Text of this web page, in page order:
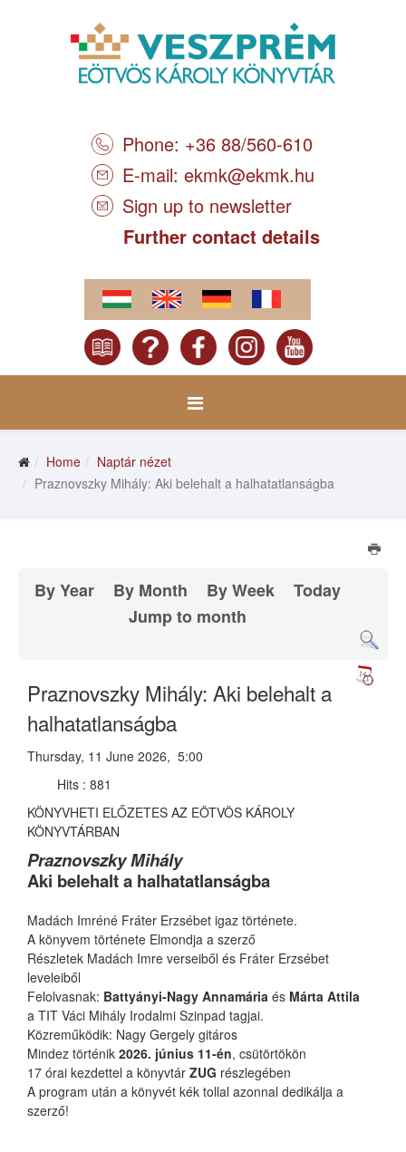
Phone: +36 88/560-610
E-mail: ekmk@ekmk.hu
Sign up to newsletter
Further contact details
Home
Naptár nézet
Praznovszky Mihály: Aki belehalt a halhatatlanságba
By Year By Month By Week
Today
Jump to month
Praznovszky Mihály: Aki belehalt a
halhatatlanságba
Thursday, 11 June 2026, 5:00
Hits : 881
KÖNYVHETI ELŐZETES AZ EÖTVÖS KÁROLY
KÖNYVTÁRBAN
Praznovszky Mihály
Aki belehalt a halhatatlanságba
Madách Imréné Fráter Erzsébet igaz története.
A könyvem története Elmondja a szerző
Részletek Madách Imre verseiből és Fráter Erzsébet
leveleiből
Felolvasnak: Battyányi-Nagy Annamária és Márta Attila
a TIT Váci Mihály Irodalmi Szinpad tagjai.
Közreműködik: Nagy Gergely gitáros
Mindez történik 2026. június 11-én, csütörtökön
17 órai kezdettel a könyvtár ZUG részlegében
A program után a könyvét kék tollal azonnal dedikálja a
szerző!